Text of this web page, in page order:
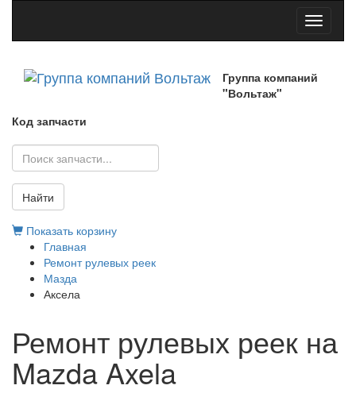
Toggle
Группа компаний
"Вольтаж"
Код запчасти
Найти
Показать корзину
Главная
Ремонт рулевых реек
Мазда
Аксела
Ремонт рулевых реек на
Mazda Axela